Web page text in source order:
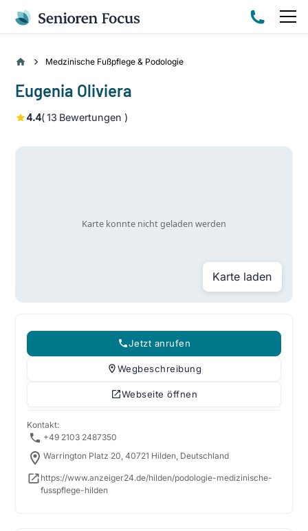
Medzinische Fußpflege & Podologie
Eugenia Oliviera
4.4(13 Bewertungen )
Karte laden
Jetzt anrufen
Wegbeschreibung
Webseite öffnen
Kontakt:
+49 2103 2487350
Warrington Platz 20, 40721 Hilden, Deutschland
https://www.anzeiger24.de/hilden/podologie-medizinische-
fusspflege-hilden